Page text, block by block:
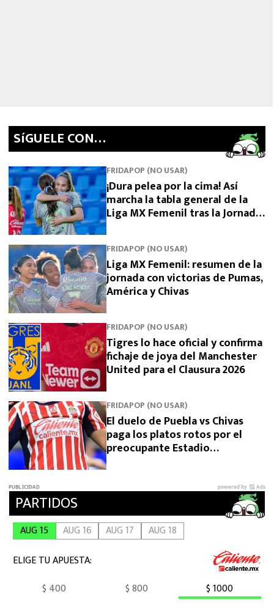
SíGUELE CON…
FRIDAPOP (NO USAR)
¡Dura pelea por la cima! Así
marcha la tabla general de la
Liga MX Femenil tras la Jornada
FRIDAPOP (NO USAR)
Liga MX Femenil: resumen de la
jornada con victorias de Pumas,
América y Chivas
FRIDAPOP (NO USAR)
Tigres lo hace oficial y confirma
fichaje de joya del Manchester
United para el Clausura 2026
FRIDAPOP (NO USAR)
El duelo de Puebla vs Chivas
paga los platos rotos por el
preocupante Estadio